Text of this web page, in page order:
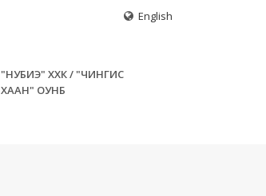
English
"НУБИЭ" ХХК / "ЧИНГИС
ХААН" ОУНБ